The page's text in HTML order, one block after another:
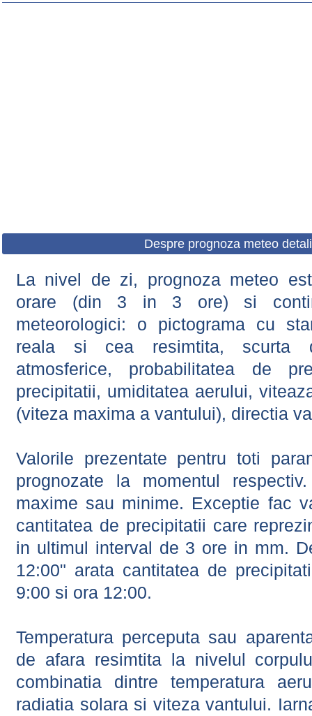
Despre prognoza meteo
La nivel de zi, prognoza meteo
orare (din 3 in 3 ore) si
meteorologici: o pictograma cu
reala si cea resimtita, scurta
atmosferice, probabilitatea de
precipitatii, umiditatea aerului,
(viteza maxima a vantului), directia
Valorile prezentate pentru toti
prognozate la momentul
maxime sau minime. Exceptie fac
cantitatea de precipitatii care
in ultimul interval de 3 ore in mm.
12:00" arata cantitatea de
9:00 si ora 12:00.
Temperatura perceputa sau
de afara resimtita la nivelul
combinatia dintre temperatura
radiatia solara si viteza vantului.